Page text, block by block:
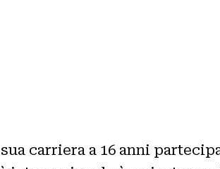
carriera a 16 anni